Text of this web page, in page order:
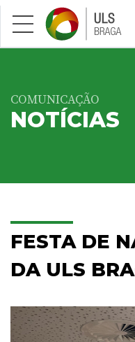
Saltar para conteúdo
COMUNICAÇÃO
NOTÍCIAS
FESTA DE
DA ULS